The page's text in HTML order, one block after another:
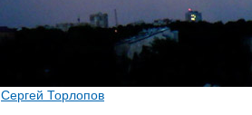
Сергей Торлопов